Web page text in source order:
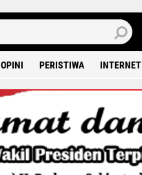
OPINI PERISTIWA INTERNET